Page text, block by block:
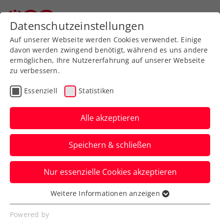
Zurück zur Newsübersicht
Turniere
Krönung in Skopje
gelungen: Schwärzler holt
1. ATP-Challenger-Titel
Der ÖTV-Youngster gewinnt auch das
Finale und zieht damit bereits unter die
Top 400 der Welt ein.
Verfasst von: Manuel Wachta, 25.05.2024
Datenschutzeinstellungen
Auf unserer Webseite werden Cookies verwendet. Einige
davon werden zwingend benötigt, während es uns andere
ermöglichen, Ihre Nutzererfahrung auf unserer Webseite
zu verbessern.
Essenziell Statistiken
Alle akzeptieren
Speichern & schließen
Nur essenzielle Cookies akzeptieren
Essenziell
Essenzielle Cookies werden für grundlegende
Weitere Informationen anzeigen
Powered by